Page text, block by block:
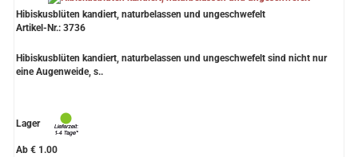
Hibiskusblüten kandiert, naturbelassen und ungeschwefelt
Artikel-Nr.: 3736
Hibiskusblüten kandiert, naturbelassen und ungeschwefelt sind nicht nur
eine Augenweide, s..
Lager
Ab € 1.00